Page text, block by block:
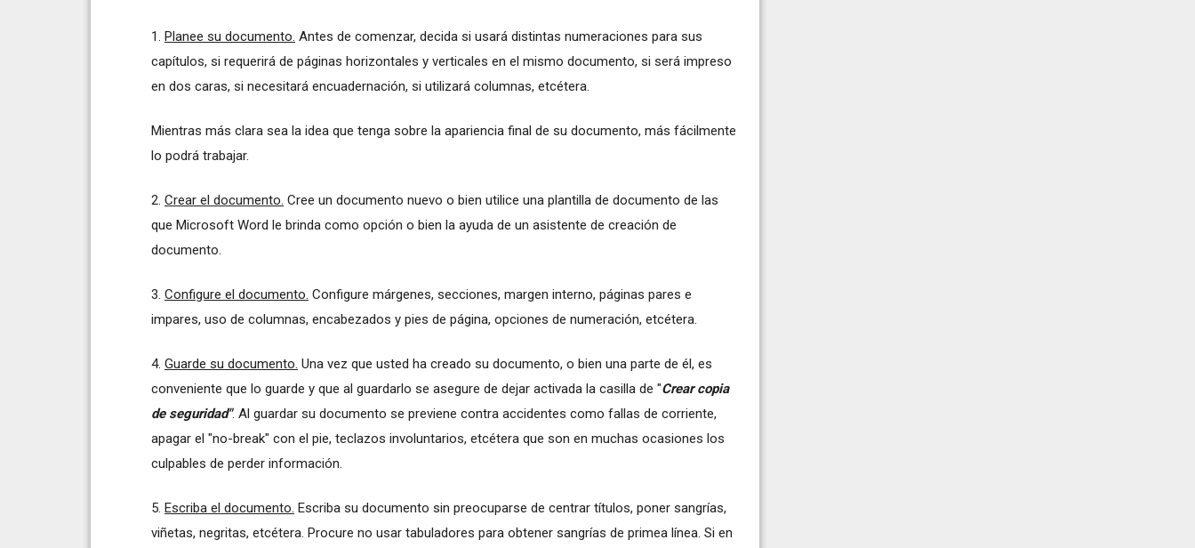
1. Planee su documento. Antes de comenzar, decida si usará distintas numeraciones para sus
capítulos, si requerirá de páginas horizontales y verticales en el mismo documento, si será impreso
en dos caras, si necesitará encuadernación, si utilizará columnas, etcétera.
Mientras más clara sea la idea que tenga sobre la apariencia final de su documento, más fácilmente
lo podrá trabajar.
2. Crear el documento. Cree un documento nuevo o bien utilice una plantilla de documento de las
que Microsoft Word le brinda como opción o bien la ayuda de un asistente de creación de
documento.
3. Configure el documento. Configure márgenes, secciones, margen interno, páginas pares e
impares, uso de columnas, encabezados y pies de página, opciones de numeración, etcétera.
4. Guarde su documento. Una vez que usted ha creado su documento, o bien una parte de él, es
conveniente que lo guarde y que al guardarlo se asegure de dejar activada la casilla de "Crear copia
de seguridad". Al guardar su documento se previene contra accidentes como fallas de corriente,
apagar el "no-break" con el pie, teclazos involuntarios, etcétera que son en muchas ocasiones los
culpables de perder información.
5. Escriba el documento. Escriba su documento sin preocuparse de centrar títulos, poner sangrías,
viñetas, negritas, etcétera. Procure no usar tabuladores para obtener sangrías de primea línea. Si en